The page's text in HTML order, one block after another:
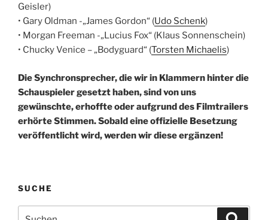
Geisler)
• Gary Oldman -„James Gordon“ (Udo Schenk)
• Morgan Freeman -„Lucius Fox“ (Klaus Sonnenschein)
• Chucky Venice – „Bodyguard“ (Torsten Michaelis)
Die Synchronsprecher, die wir in Klammern hinter die
Schauspieler gesetzt haben, sind von uns
gewünschte, erhoffte oder aufgrund des Filmtrailers
erhörte Stimmen. Sobald eine offizielle Besetzung
veröffentlicht wird, werden wir diese ergänzen!
SUCHE